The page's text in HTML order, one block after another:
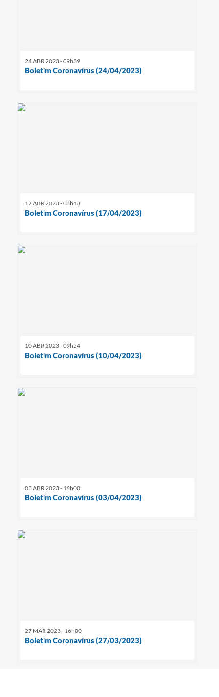
24 ABR 2023 - 09h39
Boletim Coronavírus (24/04/2023)
17 ABR 2023 - 08h43
Boletim Coronavírus (17/04/2023)
10 ABR 2023 - 09h54
Boletim Coronavírus (10/04/2023)
03 ABR 2023 - 16h00
Boletim Coronavírus (03/04/2023)
27 MAR 2023 - 16h00
Boletim Coronavírus (27/03/2023)